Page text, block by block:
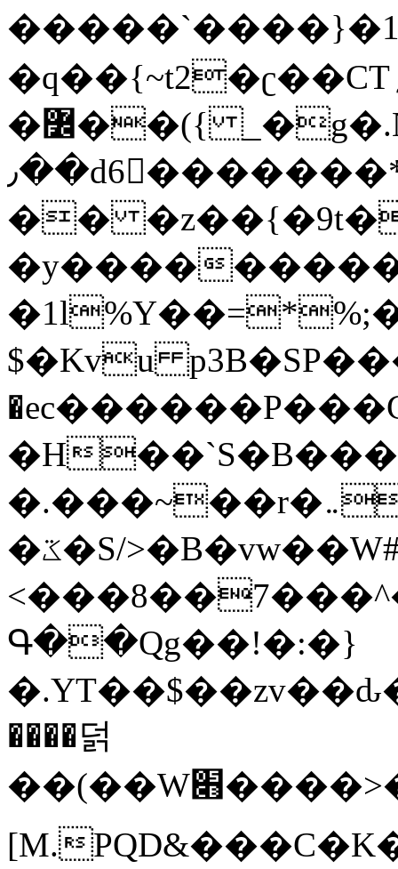
�q��{~t2�ʗ��CT؍���������{�~}ur����u�}o����(�:�j���=����{�۝Vo�An��J^��������M\M�'{{l�i
�߼��({ _�g�.Nfӻg����f7z91o^��̤^�>��2�`�:|#dk�{>�>>&�tsw�Nwo�?
٫��d6򆧇�������*��[|^]oo���NW~zz>�X&�u�=K?
��
�y����
$�Kvu
�H
�.���~��r�޼�}�܅�mؕWu���K}
�ػ�S/>�B�vw��W#�I��*]\W��)Ħ�1��fC}
Գ��Qg��!�:�}
����덝
��(��W׋����>��O>�d�%Y�@�@ڻ<�z{rc&׻��z�����AeK�^�����������˩t��=x~
[M.